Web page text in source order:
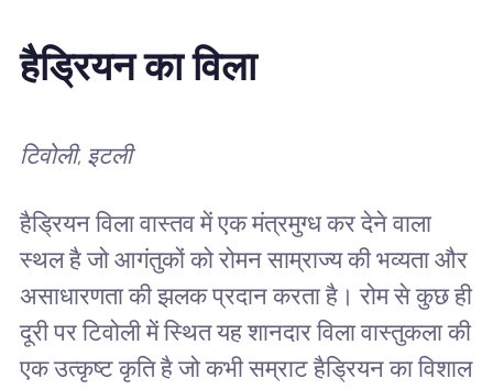
हैड्रियन का विला
टिवोली, इटली
हैड्रियन विला वास्तव में एक मंत्रमुग्ध कर देने वाला
स्थल है जो आगंतुकों को रोमन साम्राज्य की भव्यता और
असाधारणता की झलक प्रदान करता है। रोम से कुछ ही
दूरी पर टिवोली में स्थित यह शानदार विला वास्तुकला की
एक उत्कृष्ट कृति है जो कभी सम्राट हैड्रियन का विशाल